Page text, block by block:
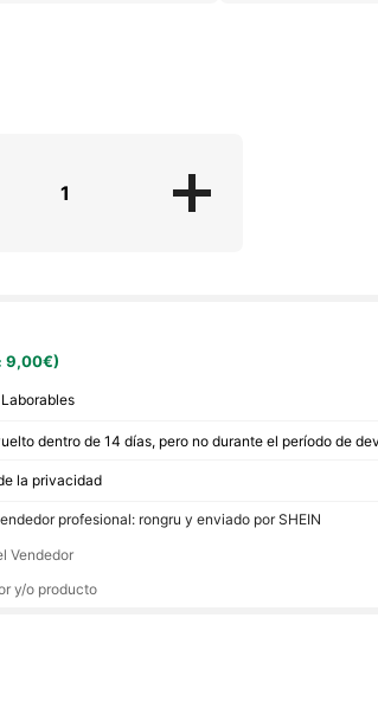
9,00€)
dentro de 14 días, pero no durante el período de
la privacidad
profesional: rongru y enviado por SHEIN
Vendedor
y/o producto